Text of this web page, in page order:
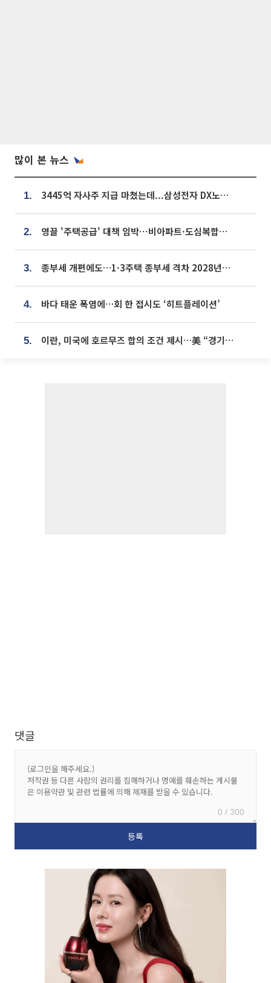
많이 본 뉴스
1. 3445억 자사주 지급 마쳤는데...삼성전자 DX노조, 뒤늦은 '떼쓰기 집회'
2. 영끌 '주택공급' 대책 임박⋯비아파트·도심복합까지 총동원
3. 종부세 개편에도…1·3주택 종부세 격차 2028년부터 확대
4. 바다 태운 폭염에…회 한 접시도 ‘히트플레이션’
5. 이란, 미국에 호르무즈 합의 조건 제시…美 “경기 아직 안 끝나” [종합]
댓글
0 / 300